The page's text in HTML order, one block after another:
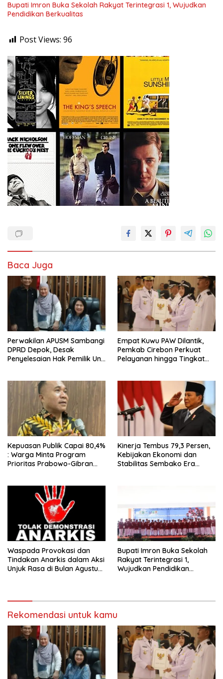
Bupati Imron Buka Sekolah Rakyat Terintegrasi 1, Wujudkan
Pendidikan Berkualitas
Post Views: 96
Baca Juga
Perwakilan APUSM Sambangi
DPRD Depok, Desak
Penyelesaian Hak Pemilik Unit
Empat Kuwu PAW Dilantik,
Pemkab Cirebon Perkuat
Pelayanan hingga Tingkat
Kepuasan Publik Capai 80,4%
: Warga Minta Program
Prioritas Prabowo-Gibran
Kinerja Tembus 79,3 Persen,
Kebijakan Ekonomi dan
Stabilitas Sembako Era
Waspada Provokasi dan
Tindakan Anarkis dalam Aksi
Unjuk Rasa di Bulan Agustus
Bupati Imron Buka Sekolah
Rakyat Terintegrasi 1,
Wujudkan Pendidikan
Rekomendasi untuk kamu